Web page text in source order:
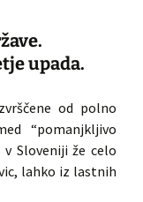
upada.
od polno
“pomanjkljivo
Sloveniji že celo
lahko iz lastnih